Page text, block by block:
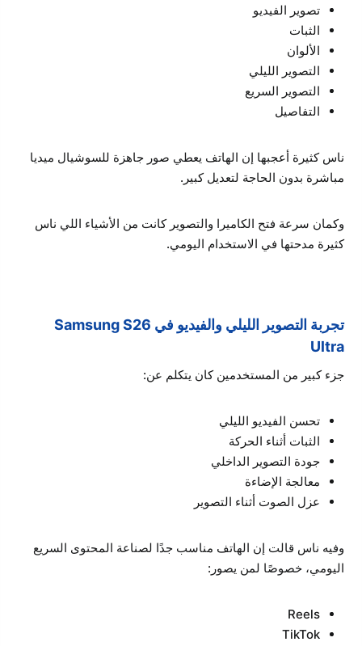
تصوير الفيديو
الثبات
الألوان
التصوير الليلي
التصوير السريع
التفاصيل
ناس كثيرة أعجبها إن الهاتف يعطي صور جاهزة للسوشيال ميديا
مباشرة بدون الحاجة لتعديل كبير.
وكمان سرعة فتح الكاميرا والتصوير كانت من الأشياء اللي ناس
كثيرة مدحتها في الاستخدام اليومي.
تجربة التصوير الليلي والفيديو في Samsung S26
Ultra
جزء كبير من المستخدمين كان يتكلم عن:
تحسن الفيديو الليلي
الثبات أثناء الحركة
جودة التصوير الداخلي
معالجة الإضاءة
عزل الصوت أثناء التصوير
وفيه ناس قالت إن الهاتف مناسب جدًا لصناعة المحتوى السريع
اليومي، خصوصًا لمن يصور:
Reels
TikTok